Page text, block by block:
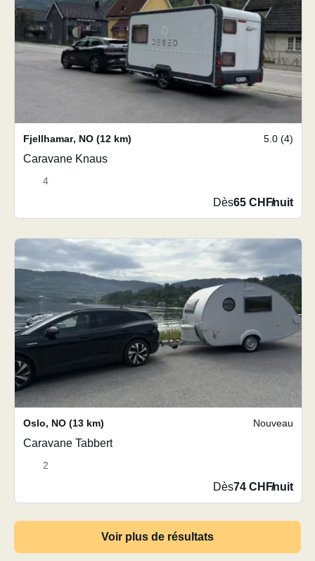
Fjellhamar, NO (12 km) 5.0 (4)
Caravane Knaus
4
Dès65 CHF/nuit
Oslo, NO (13 km) Nouveau
Caravane Tabbert
2
Dès74 CHF/nuit
Voir plus de résultats